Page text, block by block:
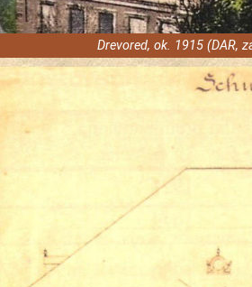
Drevored, ok. 1915 (DAR,